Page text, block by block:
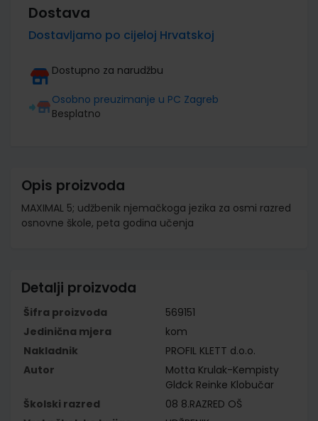
Dostava
Dostavljamo po cijeloj Hrvatskoj
Dostupno za narudžbu
Osobno preuzimanje u PC Zagreb
Besplatno
Opis proizvoda
MAXIMAL 5; udžbenik njemačkoga jezika za osmi razred
osnovne škole, peta godina učenja
Detalji proizvoda
Šifra proizvoda
569151
Jedinična mjera
kom
Nakladnik
PROFIL KLETT d.o.o.
Autor
Motta Krulak-Kempisty
Glđck Reinke Klobučar
Školski razred
08 8.RAZRED OŠ